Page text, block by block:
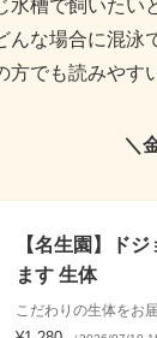
水槽で飼いた
んな場合に混泳
方でも読みやす
＼
【名生園】ド
ます 生体
こだわりの生体をお